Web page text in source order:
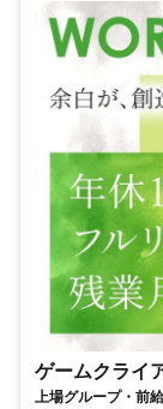
ゲームクライ
上場グループ・前